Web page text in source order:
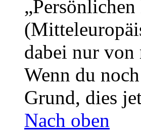
dabei nur von
Wenn du
Grund, dies
Nach oben